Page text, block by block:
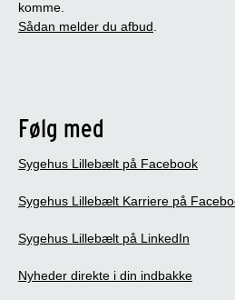
komme.
Sådan melder du afbud.
Følg med
Sygehus Lillebælt på Facebook
Sygehus Lillebælt Karriere på
Sygehus Lillebælt på LinkedIn
Nyheder direkte i din indbakke